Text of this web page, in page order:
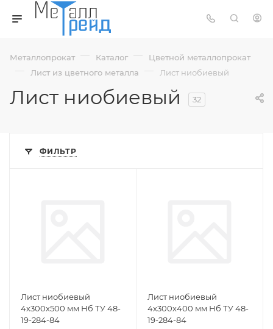
Металлопрокат — Каталог — Цветной металлопрокат
— Лист из цветного металла — Лист ниобиевый
Лист ниобиевый 32
ФИЛЬТР
Лист ниобиевый
4х300х500 мм Нб ТУ 48-
19-284-84
Лист ниобиевый
4х300х400 мм Нб ТУ 48-
19-284-84